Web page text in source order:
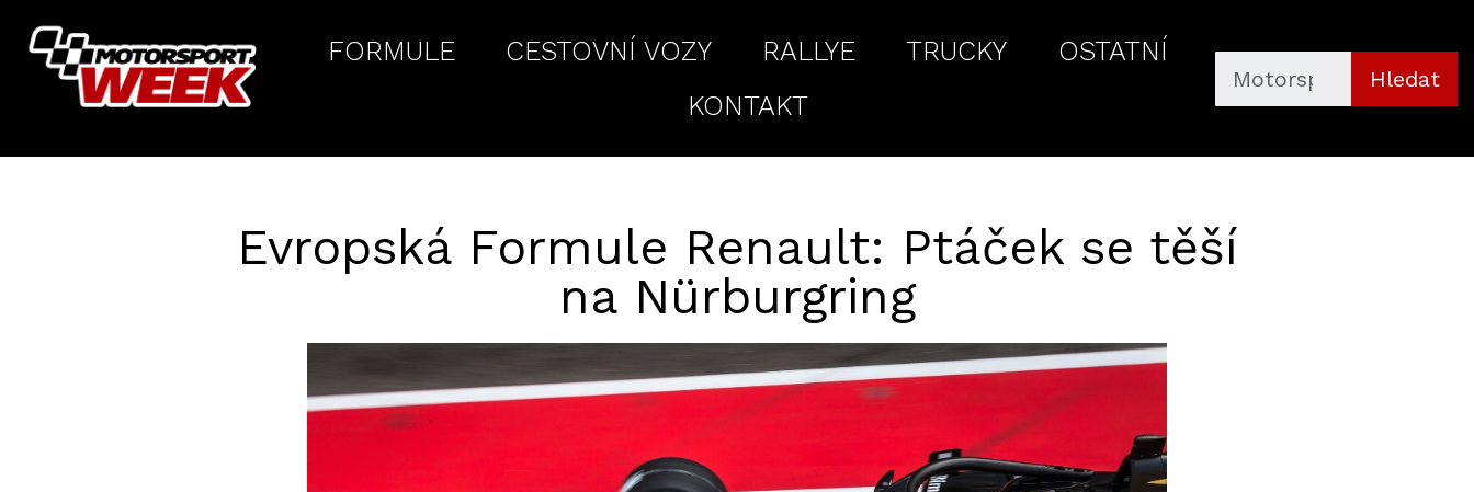
FORMULE CESTOVNÍ VOZY RALLYE TRUCKY
OSTATNÍ
KONTAKT
Hledat
Evropská Formule Renault: Ptáček se těší
na Nürburgring